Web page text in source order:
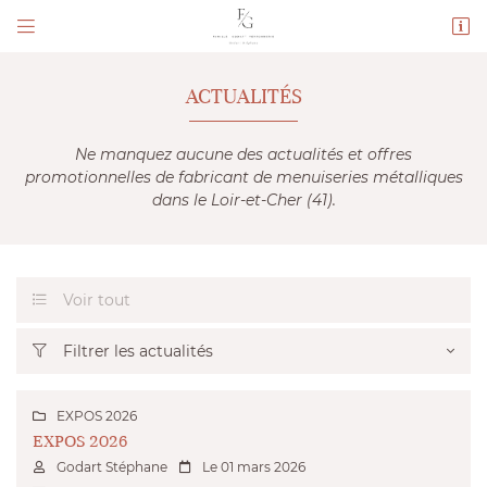
 
444 rue des Grandes Bornes
Rafraîchir le captcha
ACTUALITÉS
Ne manquez aucune des actualités et offres
promotionnelles de fabricant de menuiseries métalliques
dans le Loir-et-Cher (41).
 Voir tout
 Filtrer les actualités
 EXPOS 2026
EXPOS 2026
 Godart Stéphane  Le 01 mars 2026